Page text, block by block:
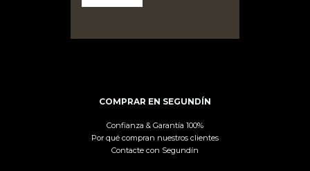
COMPRAR EN SEGUNDÍN
Confianza & Garantía 100%
Por qué compran nuestros clientes
Contacte con Segundín